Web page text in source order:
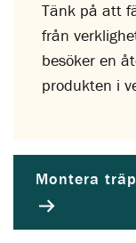
Tänk på att
från
besöker en
produkten i
Montera